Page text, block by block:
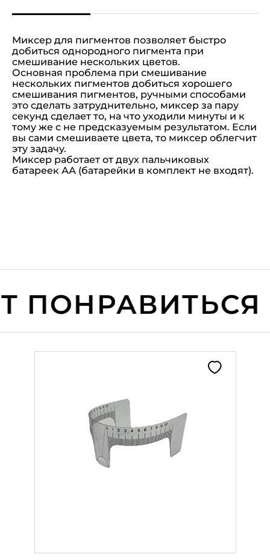
Миксер для пигментов позволяет быстро
добиться однородного пигмента при
смешивание нескольких цветов.
Основная проблема при смешивание
нескольких пигментов добиться хорошего
смешивания пигментов, ручными способами
это сделать затруднительно, миксер за пару
секунд сделает то, на что уходили минуты и к
тому же с не предсказуемым результатом. Если
вы сами смешиваете цвета, то миксер облегчит
эту задачу.
Миксер работает от двух пальчиковых
батареек АА (батарейки в комплект не входят).